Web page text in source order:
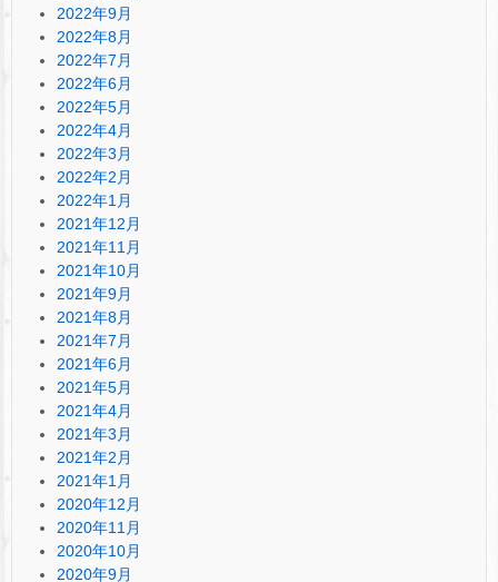
2022年9月
2022年8月
2022年7月
2022年6月
2022年5月
2022年4月
2022年3月
2022年2月
2022年1月
2021年12月
2021年11月
2021年10月
2021年9月
2021年8月
2021年7月
2021年6月
2021年5月
2021年4月
2021年3月
2021年2月
2021年1月
2020年12月
2020年11月
2020年10月
2020年9月